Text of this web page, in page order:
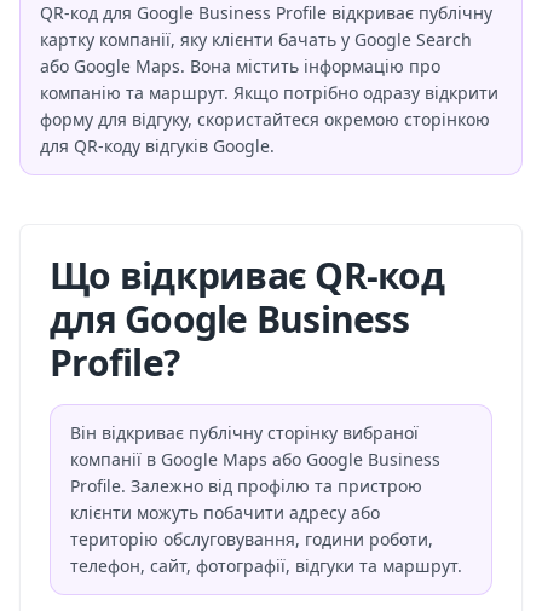
QR-код для Google Business Profile відкриває публічну
картку компанії, яку клієнти бачать у Google Search
або Google Maps. Вона містить інформацію про
компанію та маршрут. Якщо потрібно одразу відкрити
форму для відгуку, скористайтеся окремою сторінкою
для QR-коду відгуків Google.
Що відкриває QR-код
для Google Business
Profile?
Він відкриває публічну сторінку вибраної
компанії в Google Maps або Google Business
Profile. Залежно від профілю та пристрою
клієнти можуть побачити адресу або
територію обслуговування, години роботи,
телефон, сайт, фотографії, відгуки та маршрут.